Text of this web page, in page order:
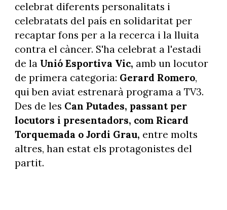
celebrat diferents personalitats i
celebratats del país en solidaritat per
recaptar fons per a la recerca i la lluita
contra el càncer. S'ha celebrat a l'estadi
de la Unió Esportiva Vic, amb un locutor
de primera categoria: Gerard Romero,
qui ben aviat estrenarà programa a TV3.
Des de les Can Putades, passant per
locutors i presentadors, com Ricard
Torquemada o Jordi Grau, entre molts
altres, han estat els protagonistes del
partit.